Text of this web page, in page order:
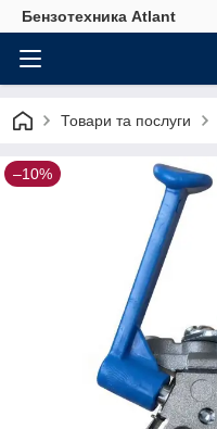
Бензотехника Atlant
Товари та послуги
–10%